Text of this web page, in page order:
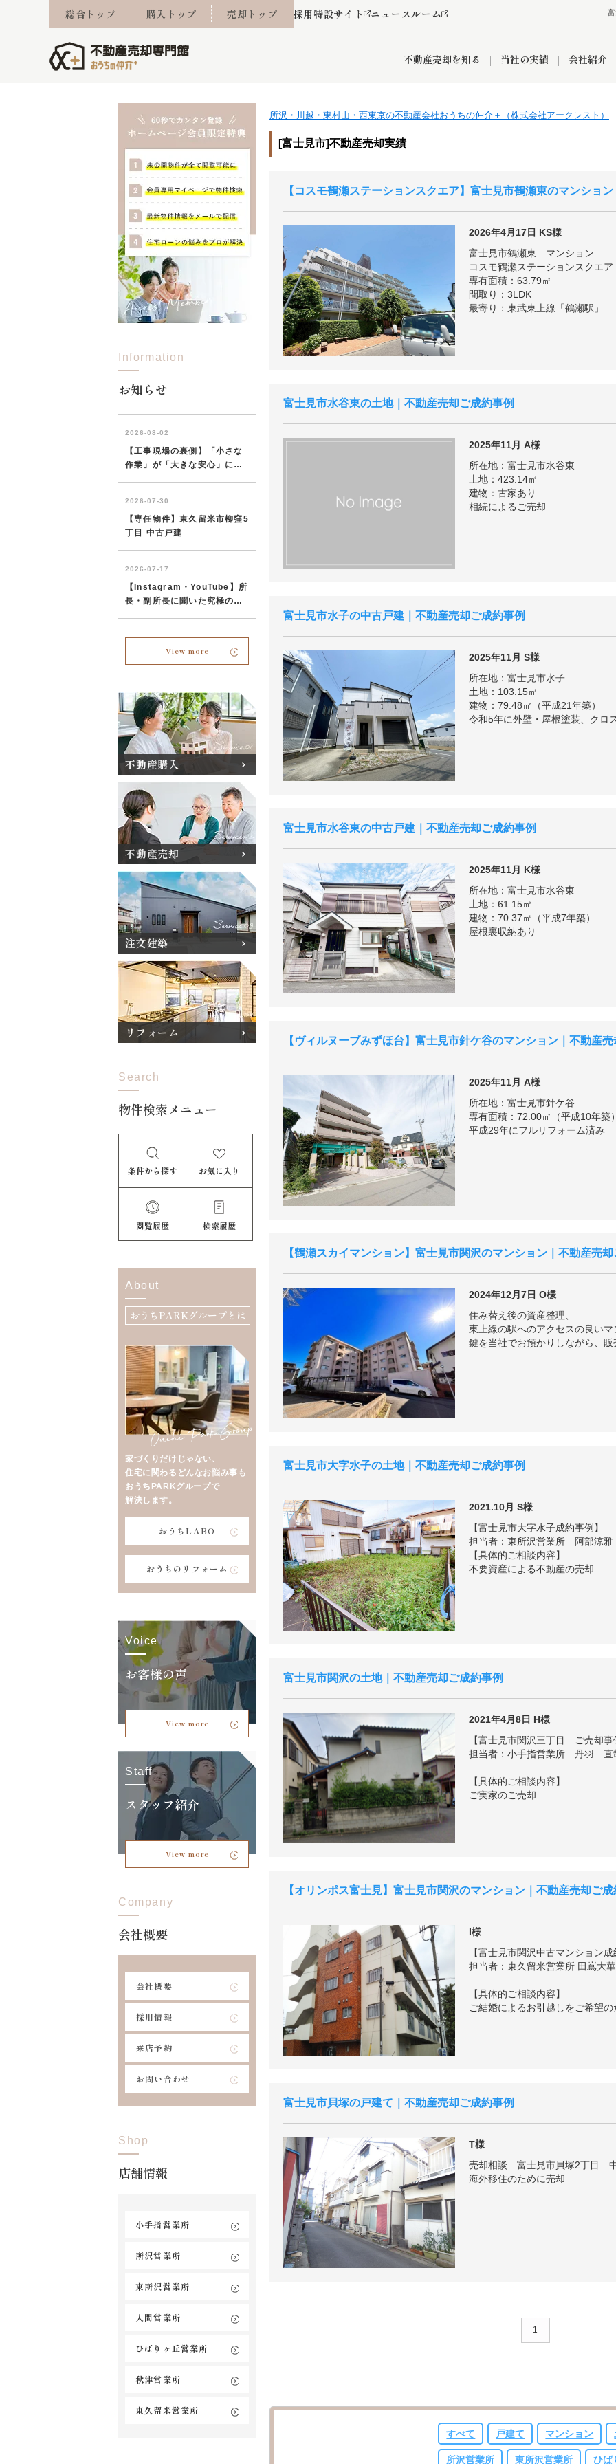
総合トップ 購入トップ 売却トップ 採用特設サイト ニュースルーム
不動産売却を知る
不動産買取 空き家
西東京市 東久留米市
売却コラム よくある質問
当社の実績
査定実績 売却成功事例
会社紹介
採用情報 お客様の声
小手指営業所 所沢営業所
おうちLABO おうちのリフォーム おうちパークグループの強み
おうちパークくらぶ
売却査定依頼 オンライン相談予約
所沢・川越・東村山・西東京の不動産会社おうちの仲介＋（株式会社アークレスト）
[富士見市]不動産売却実績
コスモ鶴瀬ステーションスクエア 富士見市鶴瀬東のマンショ
2026年4月17日 KS様
富士見市鶴瀬東 マンション
コスモ鶴瀬ステーションスクエア
専有面積：63.79㎡
間取り：3LDK
最寄り：東武東上線「鶴瀬駅」
富士見市水谷東の土地｜不動産売却ご成約事例
2025年11月 A様
所在地：富士見市水谷東
土地：423.14㎡
建物：古家あり
相続によるご売却
富士見市水子の中古戸建｜不動産売却ご成約事例
2025年11月 S様
所在地：富士見市水子
土地：103.15㎡
建物：79.48㎡（平成21年築）
令和5年に外壁・屋根塗装、クロ
富士見市水谷東の中古戸建｜不動産売却ご成約事例
2025年11月 K様
所在地：富士見市水谷東
土地：61.15㎡
建物：70.37㎡（平成7年築）
屋根裏収納あり
ヴィルヌーブみずほ台 富士見市針ケ谷のマンション｜不動産売
2025年11月 A様
所在地：富士見市針ケ谷
専有面積：72.00㎡（平成10年築）
平成29年にフルリフォーム済み
鶴瀬スカイマンション 富士見市関沢のマンション｜不動産売却
2024年12月7日 O様
住み替え後の資産整理、
東上線の駅へのアクセスの良いマ
鍵を当社でお預かりしながら、販
富士見市大字水子の土地｜不動産売却ご成約事例
2021.10月 S様
【富士見市大字水子成約事例】
担当者：東所沢営業所 阿部涼
【具体的ご相談内容】
不要資産による不動産の売却
富士見市関沢の土地｜不動産売却ご成約事例
2021年4月8日 H様
【富士見市関沢三丁目 ご売却事
担当者：小手指営業所 丹羽 直
【具体的ご相談内容】
ご実家のご売却
オリンポス富士見 富士見市関沢のマンション｜不動産売却ご成
I様
【富士見市関沢中古マンション成
担当者：東久留米営業所 田嶌大
【具体的ご相談内容】
ご結婚によるお引越しをご希望
富士見市貝塚の戸建て｜不動産売却ご成約事例
T様
売却相談 富士見市貝塚2丁目
海外移住のために売却
1
すべて 戸建て マンション
所沢営業所 東所沢営業所 ひば
Information
お知らせ
View more
不動産購入
不動産売却
注文建築
リフォーム
Search
物件検索メニュー
条件から探す お気に入り
閲覧履歴 検索履歴
About
おうちPARKグループとは
家づくりだけじゃない、
住宅に関わるどんなお悩み事も
おうちPARKグループで
解決します。
おうちLABO
おうちのリフォーム
Voice
お客様の声
View more
Staff
スタッフ紹介
View more
Company
会社概要
会社概要
採用情報
来店予約
お問い合わせ
Shop
店舗情報
小手指営業所
所沢営業所
東所沢営業所
入間営業所
ひばりヶ丘営業所
秋津営業所
東久留米営業所